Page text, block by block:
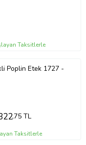
Taksitlerle
Poplin Etek 1727 -
,75 TL
Taksitlerle